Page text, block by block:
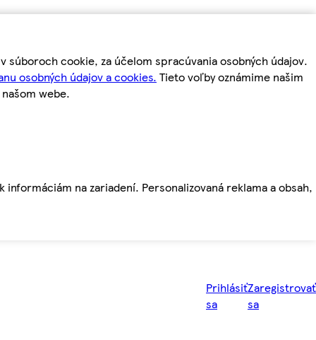
cookie, za účelom spracúvania osobných údajov.
osobných údajov a cookies. Tieto voľby oznámime našim
webe.
na zariadení. Personalizovaná reklama a obsah,
Prihlásiť
sa
Zaregistrovať
sa